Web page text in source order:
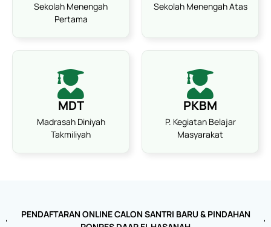
Sekolah Menengah
Pertama
Sekolah Menengah Atas
MDT
Madrasah Diniyah
Takmiliyah
PKBM
P. Kegiatan Belajar
Masyarakat
PENDAFTARAN ONLINE CALON SANTRI BARU & PINDAHAN